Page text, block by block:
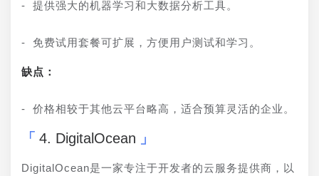
- 提供强大的机器学习和大数据分析工具。
- 免费试用套餐可扩展，方便用户测试和学习。
缺点：
- 价格相较于其他云平台略高，适合预算灵活的企业。
4. DigitalOcean
DigitalOcean是一家专注于开发者的云服务提供商，以